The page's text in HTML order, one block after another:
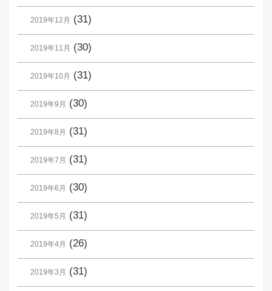
2019年12月 (31)
2019年11月 (30)
2019年10月 (31)
2019年9月 (30)
2019年8月 (31)
2019年7月 (31)
2019年6月 (30)
2019年5月 (31)
2019年4月 (26)
2019年3月 (31)